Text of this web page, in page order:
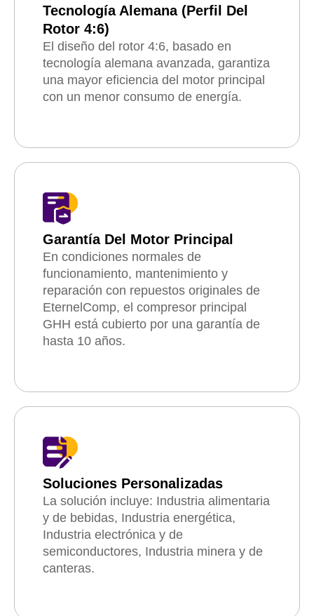
Tecnología Alemana (perfil Del
Rotor 4:6)
El diseño del rotor 4:6, basado en
tecnología alemana avanzada, garantiza
una mayor eficiencia del motor principal
con un menor consumo de energía.
Garantía Del Motor Principal
En condiciones normales de
funcionamiento, mantenimiento y
reparación con repuestos originales de
EternelComp, el compresor principal
GHH está cubierto por una garantía de
hasta 10 años.
Soluciones Personalizadas
La solución incluye: Industria alimentaria
y de bebidas, Industria energética,
Industria electrónica y de
semiconductores, Industria minera y de
canteras.